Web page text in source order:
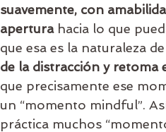
suavemente, con
apertura hacia lo que
que esa es la naturaleza
de la distracción y retoma
que precisamente ese
un “momento mindful”.
práctica muchos